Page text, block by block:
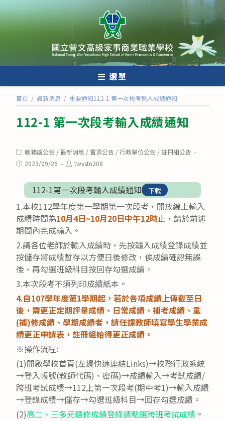
跳
轉
至
內
選單
首頁 / 最新消息 / 重要通知112-1 第一次段考輸入成績通知
112-1 第一次段考輸入成績通知
Post
category:
教務處公告 /最新消息 / 置頂公告 /行政單位公告 /註冊組公告
Post2023/09/26
Posttwvstn208
112-1第一次段考輸入成績通知 下載
1.本校112學年度第一學期第一次段考，開放線上輸入
成績時間為10月4日~10月20日中午12時止，請於前述
期間內完成輸入。
2.請各位老師於輸入成績時，先按輸入成績登錄成績並
按儲存將成績暫存以方便日後修改，俟成績確認無誤
後，再勾選班級科目按回存勾選成績。
3.本次段考不須列印成績紙本。
4.自107學年度第1學期起，若於各項成績上傳截至日
後，需更正定期評量成績、日常成績、補考成績、重
(補)修成績、學期成績者，請任課教師填寫學生學業成
績更正申請表，註冊組始得更正成績。
※操作流程:
(1)開啟學校首頁(左邊快速連結Links)→校務行政系統
→登入帳號(教師代碼)、密碼)→成績輸入→考試成績/
跨班考試成績→112上第一次段考(期中考1)→輸入成績
→登錄成績→儲存→勾選班級科目→回存勾選成績。
(2)高二、三多元選修成績登錄請點選跨班考試成績 。